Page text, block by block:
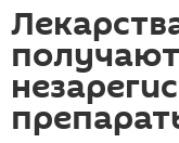
получают